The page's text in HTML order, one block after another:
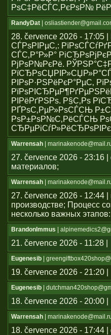
РѕС‡РёСЃС‚РєРѕР№
RandyDat |
28. července 2026 -
СЃРѕРІРµС‚:
СЃС‚Р°Р»Р°
РјРѕР№РєРё.
РІРѕР·РЅРёРєР°РµС‚
РІРёРґРЅРѕ. Р§С‚Рѕ
РҐРѕС‚РµР»РѕСЃСЊ
РѕР±РѕР№С‚РёСЃСЊ
Warrensah |
27. července 2026 - 23:16
материалов;
Warrensah |
27. července 2026 - 12:44
производстве; Процесс
несколько важных этапов:
BrandonImmus |
21. července 2026 - 11:28 |
Eugenesib |
19. července 2026 - 21:20 |
Eugenesib |
18. července 2026 - 20:00 |
Warrensah |
18. července 2026 - 17:44